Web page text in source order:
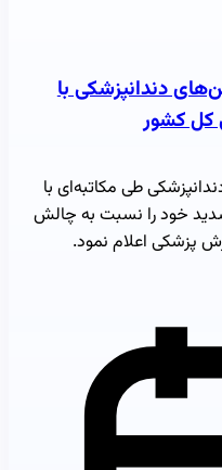
دندانپزشکی با
کل کشور
طی مکاتبه‌ای با
خود را نسبت به چالش
پزشکی اعلام نمود.